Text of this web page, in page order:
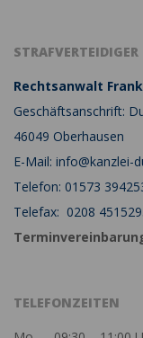
Rechtsanwalt
Geschäftsanschrift:
46049 Oberhausen
E-Mail: info@kanzlei-
Telefon: 01573
Telefax: 0208
TELEFONZEITEN